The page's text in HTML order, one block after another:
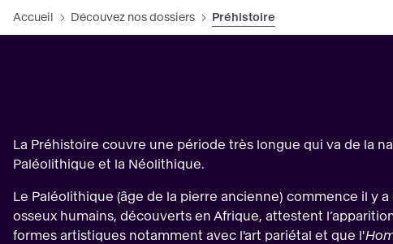
Accueil Découvez nos dossiers Préhistoire
La Préhistoire couvre une période très longue qui va de la
Paléolithique et la Néolithique.
Le Paléolithique (âge de la pierre ancienne) commence il y
osseux humains, découverts en Afrique, attestent
formes artistiques notamment avec l'art pariétal et que l'